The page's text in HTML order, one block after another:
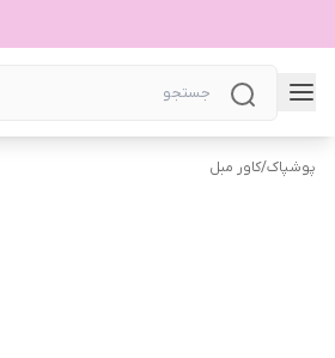
پوشپاک/کاور مبل